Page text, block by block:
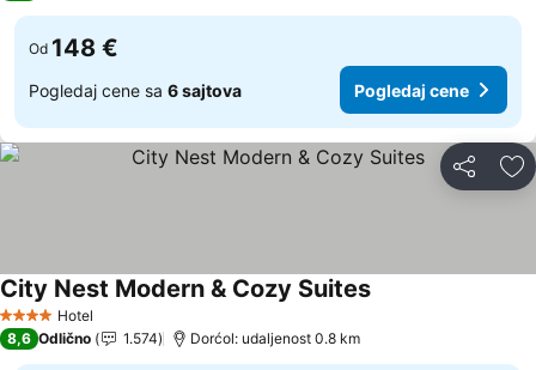
Od 148 €
Pogledaj cene sa 6 sajtova Pogledaj cene
Deli
4 ZvezdiceHotel
City Nest Modern & Cozy SuitesPogledaj cene
8,6 Odlično 1.574 Dorćol: udaljenost 0.8 km